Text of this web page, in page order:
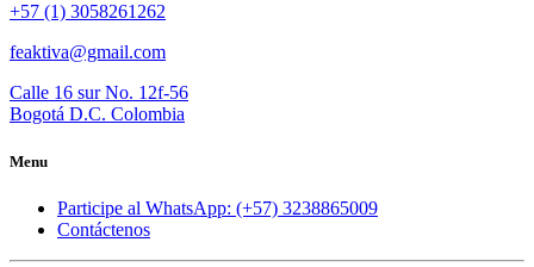
+57 (1) 3058261262
feaktiva@gmail.com
Calle 16 sur No. 12f-56
Bogotá D.C. Colombia
Menu
Participe al WhatsApp: (+57) 3238865009
Contáctenos